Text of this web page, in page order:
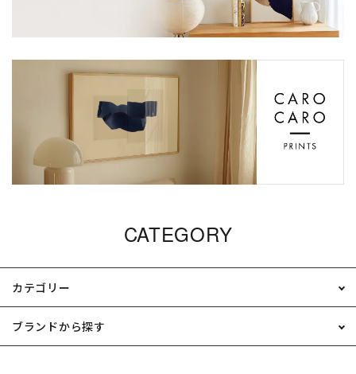
CATEGORY
カテゴリー
ブランドから探す